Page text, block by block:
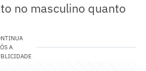
no masculino quanto
A